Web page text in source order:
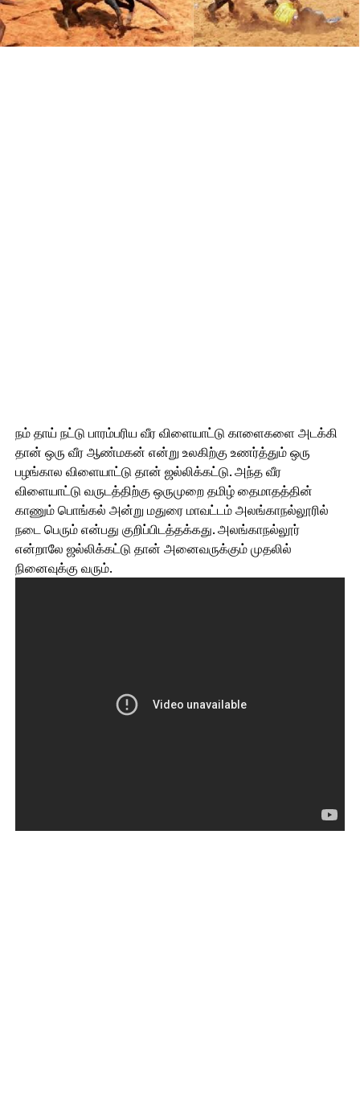
நம் தாய் நட்டு பாரம்பரிய வீர விளையாட்டு காளைகளை அடக்கி
தான் ஒரு வீர ஆண்மகன் என்று உலகிற்கு உணர்த்தும் ஒரு
பழங்கால விளையாட்டு தான் ஜல்லிக்கட்டு. அந்த வீர
விளையாட்டு வருடத்திற்கு ஒருமுறை தமிழ் தைமாதத்தின்
காணும் பொங்கல் அன்று மதுரை மாவட்டம் அலங்காநல்லூரில்
நடை பெரும் என்பது குறிப்பிடத்தக்கது. அலங்காநல்லூர்
என்றாலே ஜல்லிக்கட்டு தான் அனைவருக்கும் முதலில்
நினைவுக்கு வரும்.